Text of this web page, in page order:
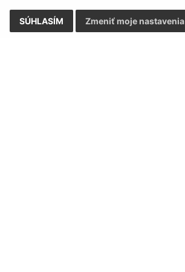
SÚHLASÍM Zmeniť moje nastavenia